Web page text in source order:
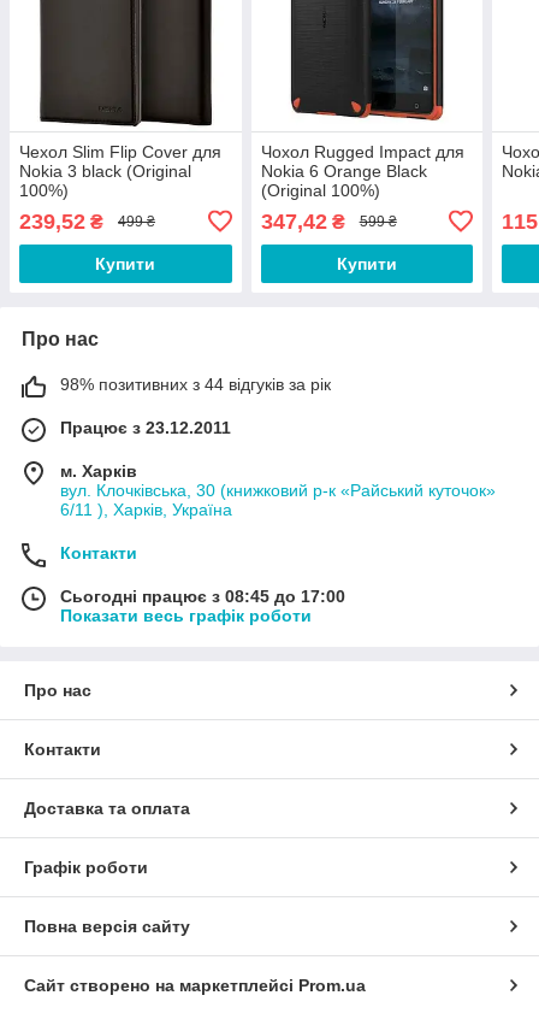
Чехол Slim Flip Cover для
Nokia 3 black (Original
100%)
239,52 ₴ 499 ₴
Купити
Чохол Rugged Impact для
Nokia 6 Orange Black
(Original 100%)
347,42₴ 599 ₴
Купити
Про нас
98% позитивних з 44 відгуків за рік
Працює з 23.12.2011
м. Харків
вул. Клочківська, 30 (книжковий р-к «Райський куточок»
6/11 ), Харків, Україна
Контакти
Сьогодні працює з 08:45 до 17:00
Показати весь графік роботи
Про нас
Контакти
Доставка та оплата
Графік роботи
Повна версія сайту
Сайт створено на маркетплейсі Prom.ua